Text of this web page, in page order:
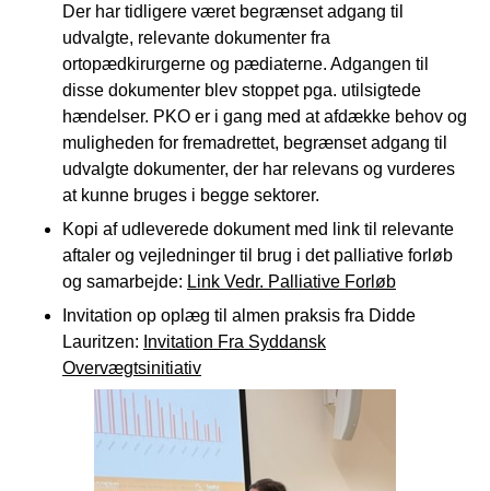
Der har tidligere været begrænset adgang til
udvalgte, relevante dokumenter fra
ortopædkirurgerne og pædiaterne. Adgangen til
disse dokumenter blev stoppet pga. utilsigtede
hændelser. PKO er i gang med at afdække behov og
muligheden for fremadrettet, begrænset adgang til
udvalgte dokumenter, der har relevans og vurderes
at kunne bruges i begge sektorer.
Kopi af udleverede dokument med link til relevante
aftaler og vejledninger til brug i det palliative forløb
og samarbejde: Link Vedr. Palliative Forløb
Invitation op oplæg til almen praksis fra Didde
Lauritzen: Invitation Fra Syddansk
Overvægtsinitiativ